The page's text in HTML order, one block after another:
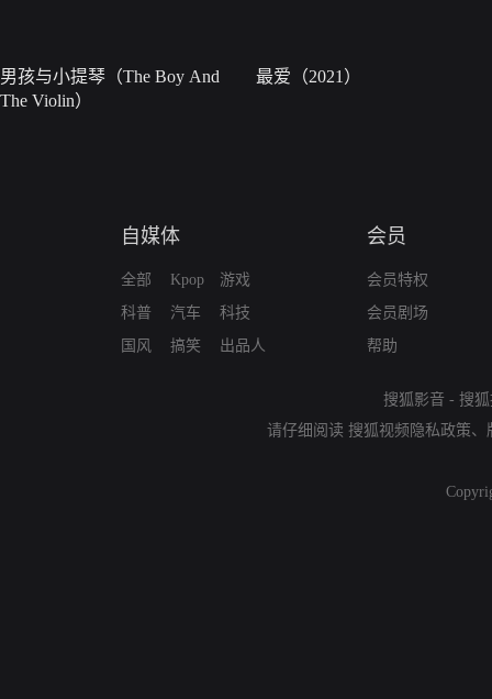
男孩与小提琴（The Boy And
The Violin）
最爱（2021）
自媒体
全部
科普
国风
Kpop
汽车
搞笑
游戏
科技
出品人
会员
会员特权
会员剧场
帮助
搜狐影音 - 搜
请仔细阅读 搜狐视频隐私政策、